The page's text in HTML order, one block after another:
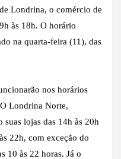
Londrina, o comércio de
às 18h. O horário
na quarta-feira (11), das
nos horários
Londrina Norte,
lojas das 14h às 20h
22h, com exceção do
10 às 22 horas. Já o